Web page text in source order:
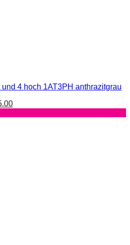
4 hoch 1AT3PH anthrazitgrau